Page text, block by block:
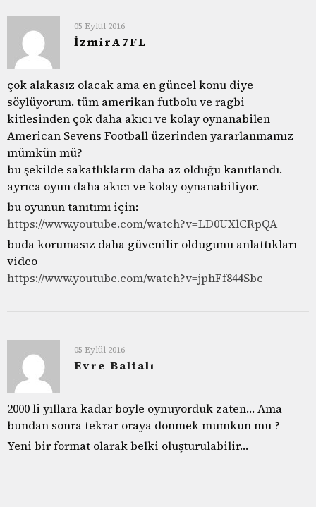
05 Eylül 2016
İzmirA7FL
çok alakasız olacak ama en güncel konu diye
söylüyorum. tüm amerikan futbolu ve ragbi
kitlesinden çok daha akıcı ve kolay oynanabilen
American Sevens Football üzerinden yararlanmamız
mümkün mü?
bu şekilde sakatlıkların daha az olduğu kanıtlandı.
ayrıca oyun daha akıcı ve kolay oynanabiliyor.
bu oyunun tanıtımı için:
https://www.youtube.com/watch?v=LD0UXlCRpQA
buda korumasız daha güvenilir oldugunu anlattıkları
video
https://www.youtube.com/watch?v=jphFf844Sbc
05 Eylül 2016
Evre Baltalı
2000 li yıllara kadar boyle oynuyorduk zaten… Ama
bundan sonra tekrar oraya donmek mumkun mu ?
Yeni bir format olarak belki oluşturulabilir…